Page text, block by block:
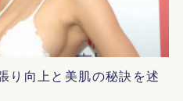
り向上と美肌の秘訣を述